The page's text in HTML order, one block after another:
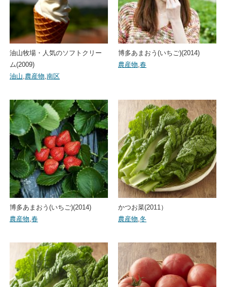
油山牧場・人気のソフトクリー
ム(2009)
油山,農産物,南区
博多あまおう(いちご)(2014)
農産物,春
博多あまおう(いちご)(2014)
農産物,春
かつお菜(2011）
農産物,冬